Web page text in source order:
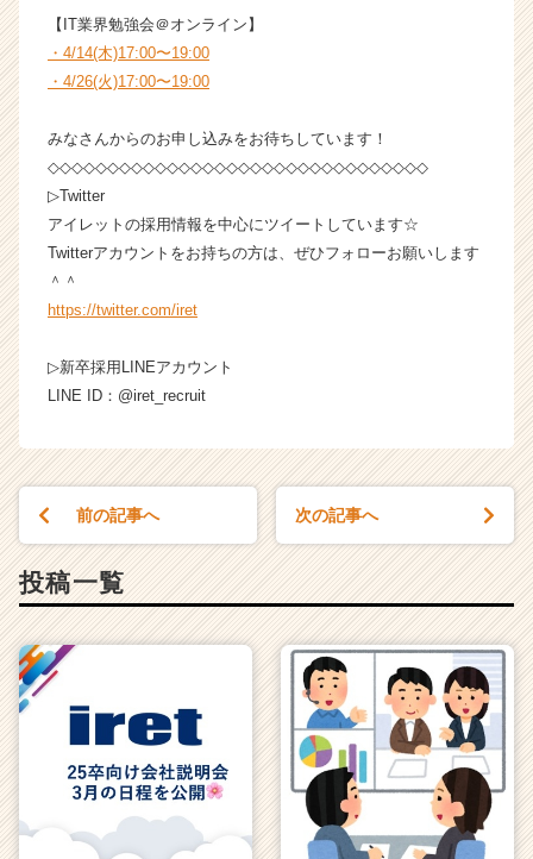
a
r
e
r）
【IT業界勉強会＠オンライン】
・4/14(木)17:00〜19:00
・4/26(火)17:00〜19:00
みなさんからのお申し込みをお待ちしています！
◇◇◇◇◇◇◇◇◇◇◇◇◇◇◇◇◇◇◇◇◇◇◇◇◇◇◇◇◇◇◇◇
▷Twitter
アイレットの採用情報を中心にツイートしています☆
Twitterアカウントをお持ちの方は、ぜひフォローお願いします
＾＾
https://twitter.com/iret
▷新卒採用LINEアカウント
LINE ID：@iret_recruit
前の記事へ 次の記事へ
投稿一覧